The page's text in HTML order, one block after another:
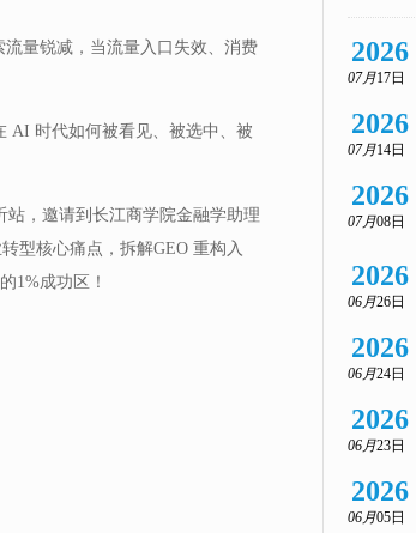
量锐减，当流量入口失效、消费
AI 时代如何被看见、被选中、被
站，邀请到长江商学院金融学助理
型核心痛点，拆解GEO 重构入
1%成功区！
2026
07月17日
2026
07月14日
2026
07月08日
2026
06月26日
2026
06月24日
2026
06月23日
2026
06月05日